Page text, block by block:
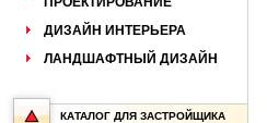
ДИЗАЙН ИНТЕРЬЕРА
ЛАНДШАФТНЫЙ ДИЗАЙН
КАТАЛОГ ДЛЯ ЗАСТРОЙЩИКА